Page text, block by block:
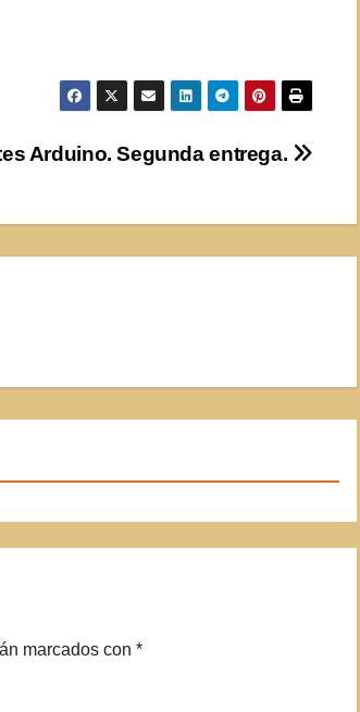
Arduino. Segunda entrega.
marcados con *